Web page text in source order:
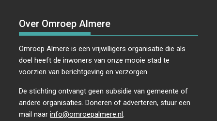
Over Omroep Almere
Omroep Almere is een vrijwilligers organisatie die als
doel heeft de inwoners van onze mooie stad te
voorzien van berichtgeving en verzorgen.
De stichting ontvangt geen subsidie van gemeente of
andere organisaties. Doneren of adverteren, stuur een
mail naarinfo@omroepalmere.nl.